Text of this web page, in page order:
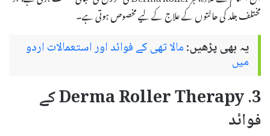
مختلف جلد کی حالتوں کے علاج کے لیے مخصوص ہوتی ہے۔
یہ بھی پڑھیں:مالا تھی کے فوائد اور استعمالات اردو
میں
3. Derma Roller Therapy کے
فوائد